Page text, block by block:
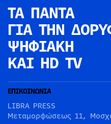
ΤΑ ΠΑΝΤΑ
ΓΙΑ ΤΗΝ
ΨΗΦΙΑΚΗ
ΚΑΙ HD TV
ΕΠΙΚΟΙΝΩΝΙΑ
LIBRA PRESS
Μεταμορφώσεως 11,